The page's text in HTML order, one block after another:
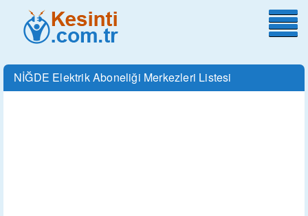
NİĞDE Elektrik Aboneliği Merkezleri Listesi